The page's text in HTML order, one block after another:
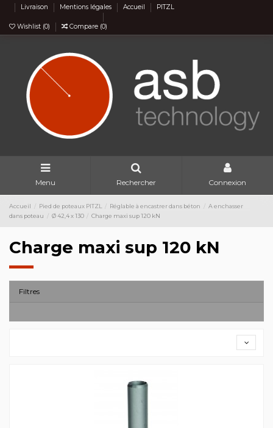
Livraison Mentions légales Accueil PITZL
Wishlist (0) Compare (0)
Menu Rechercher Connexion
Accueil Pied de poteaux PITZL Réglable à encastrer dans béton
A enchasser
dans poteau
Ø 42,4 x 130 Charge maxi sup 120 kN
Charge maxi sup 120 kN
Filtres